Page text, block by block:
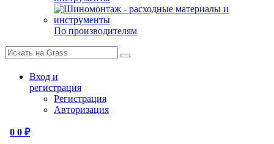
По производителям
Вход и
регистрация
Регистрация
Авторизация
0 0 ₽